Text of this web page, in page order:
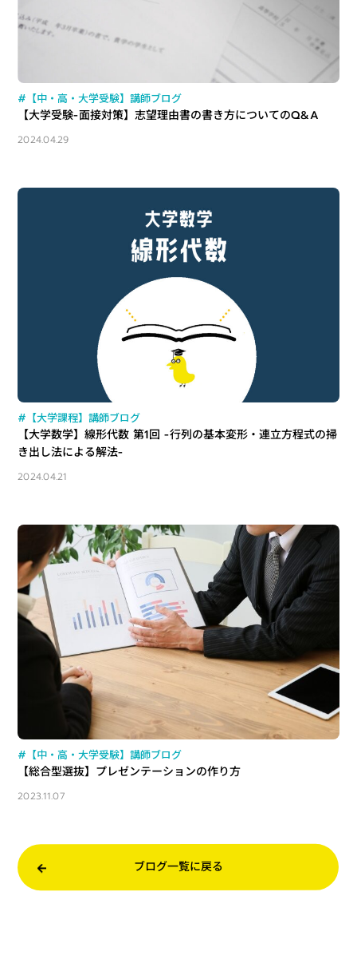
#【中・高・大学受験】講師ブログ
【大学受験-面接対策】志望理由書の書き方についてのQ&A
2024.04.29
#【大学課程】講師ブログ
【大学数学】線形代数 第1回 -行列の基本変形・連立方程式の掃
き出し法による解法-
2024.04.21
#【中・高・大学受験】講師ブログ
【総合型選抜】プレゼンテーションの作り方
2023.11.07
ブログ一覧に戻る